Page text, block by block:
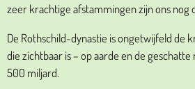
zeer krachtige afstammingen zijn ons nog
De Rothschild-dynastie is ongetwijfeld de
die zichtbaar is – op aarde en de
500 miljard.